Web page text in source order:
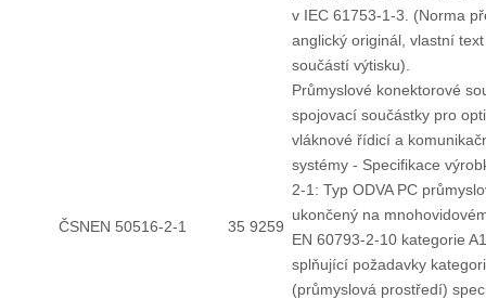
v IEC 61753-1-3. (Norma
anglický originál, vlastní
součástí výtisku).
ČSNEN 50516-2-1 35 9259
Průmyslové konektorové
spojovací součástky pro
vláknové řídicí a
systémy - Specifikace
2-1: Typ ODVA PC
ukončený na
EN 60793-2-10 kategorie
splňující požadavky
(průmyslová prostředí)